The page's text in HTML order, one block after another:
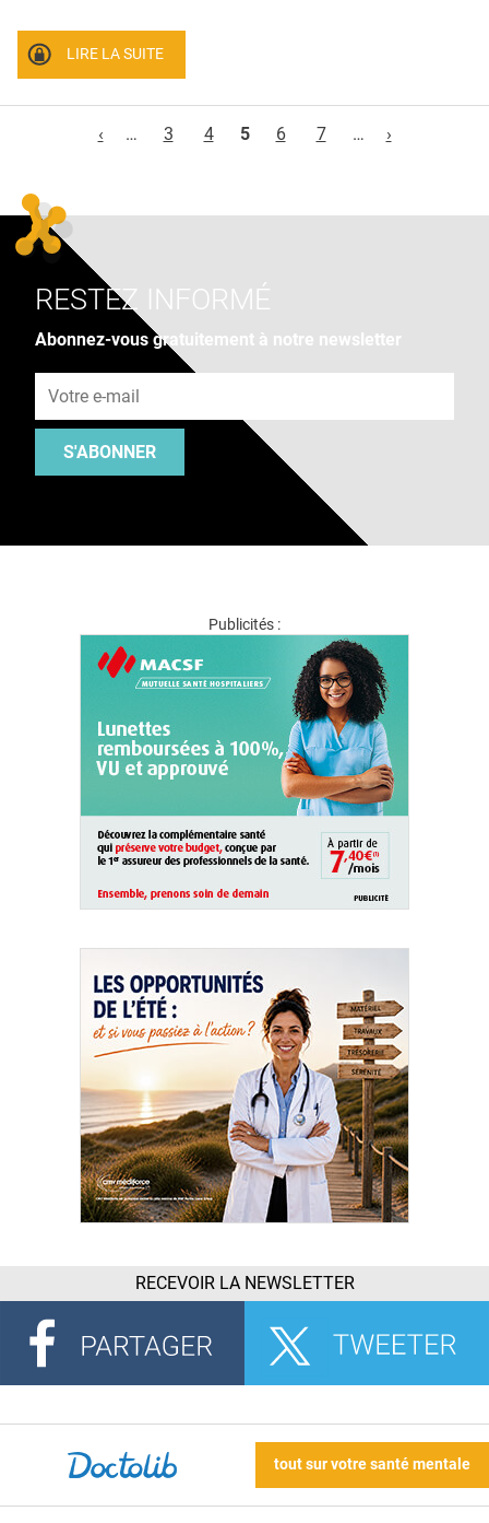
LIRE LA SUITE
‹
… 3 4 5 6 7 … ›
RESTEZ INFORMÉ
Abonnez-vous gratuitement à notre newsletter
S'ABONNER
Publicités :
RECEVOIR LA NEWSLETTER
tout sur votre santé mentale